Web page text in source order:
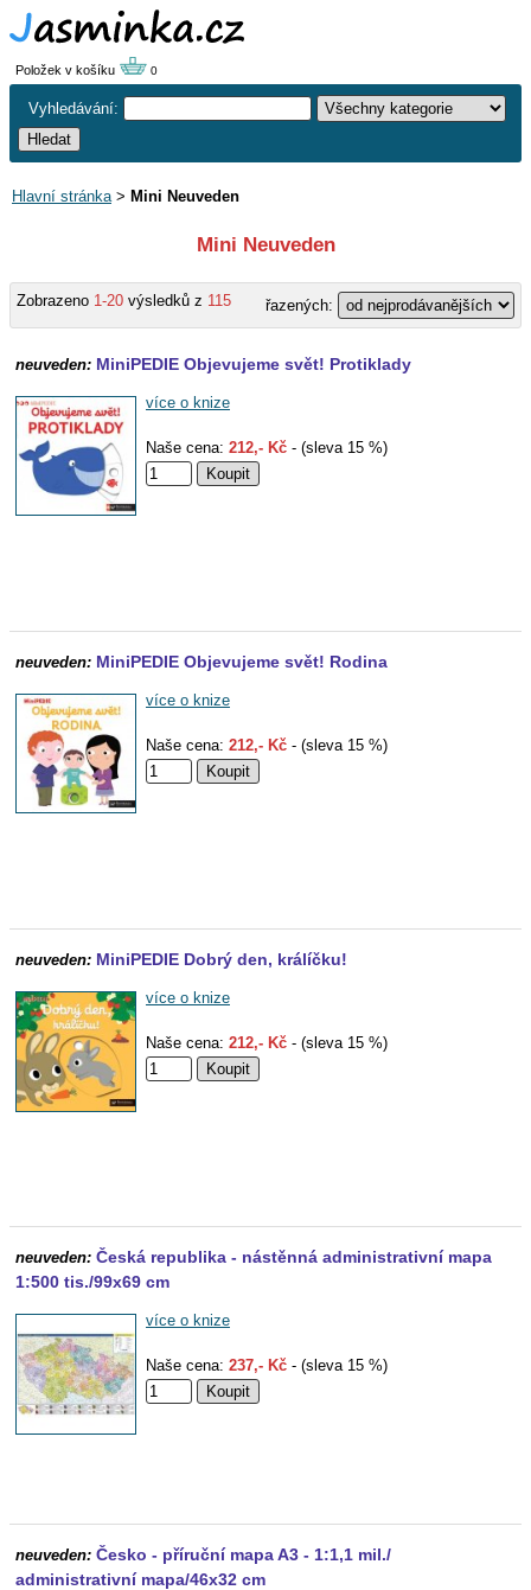
Položek v košíku 0
Vyhledávání:
Hlavní stránka> Mini Neuveden
Mini Neuveden
Zobrazeno 1-20 výsledků z 115 řazených:
neuveden: MiniPEDIE Objevujeme svět! Protiklady
více o knize
Naše cena: 212,- Kč - (sleva 15 %)
neuveden: MiniPEDIE Objevujeme svět! Rodina
více o knize
Naše cena: 212,- Kč - (sleva 15 %)
neuveden: MiniPEDIE Dobrý den, králíčku!
více o knize
Naše cena: 212,- Kč - (sleva 15 %)
neuveden: Česká republika - nástěnná administrativní mapa
1:500 tis./99x69 cm
více o knize
Naše cena: 237,- Kč - (sleva 15 %)
neuveden: Česko - příruční mapa A3 - 1:1,1 mil./
administrativní mapa/46x32 cm